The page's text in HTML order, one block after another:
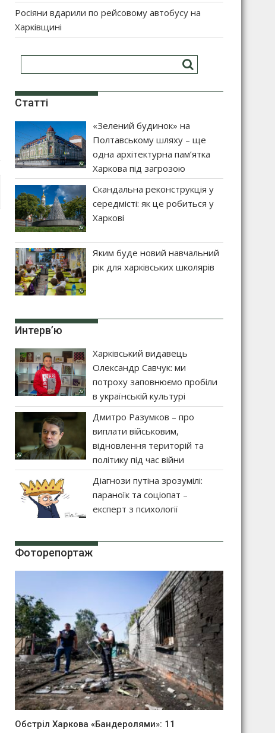
Росіяни вдарили по рейсовому автобусу на
Харківщині
Статті
«Зелений будинок» на
Полтавському шляху – ще
одна архітектурна пам’ятка
Харкова під загрозою
Скандальна реконструкція у
середмісті: як це робиться у
Харкові
Яким буде новий навчальний
рік для харківських школярів
Интерв’ю
Харківський видавець
Олександр Савчук: ми
потроху заповнюємо пробіли
в українській культурі
Дмитро Разумков – про
виплати військовим,
відновлення територій та
політику під час війни
Діагнози путіна зрозумілі:
параноїк та соціопат –
експерт з психології
Фоторепортаж
Обстріл Харкова «Бандеролями»: 11